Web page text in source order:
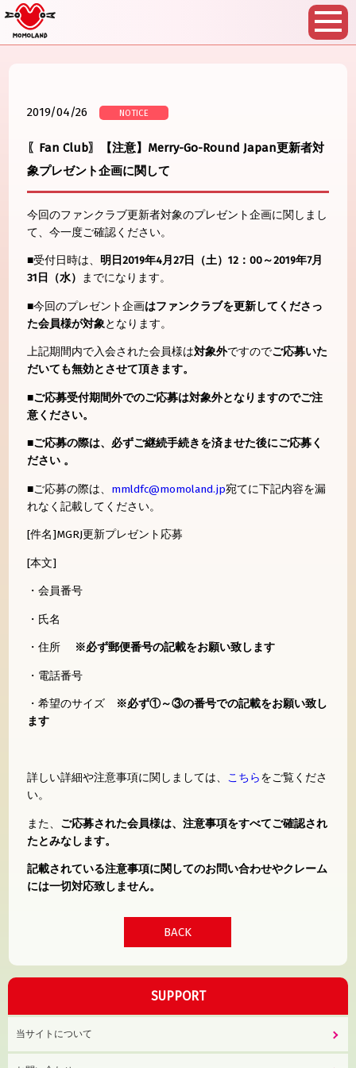
2019/04/26 NOTICE
〖Fan Club〗【注意】Merry-Go-Round Japan更新者対
象プレゼント企画に関して
今回のファンクラブ更新者対象のプレゼント企画に関しまし
て、今一度ご確認ください。
■受付日時は、 明日2019年4月27日（土）12：00～2019年7月
31日（水） までになります。
■今回のプレゼント企画はファンクラブを更新してくださっ
た会員様が対象となります。
上記期間内で入会された会員様は対象外ですのでご応募いた
だいても無効とさせて頂きます。
■ご応募受付期間外でのご応募は対象外となりますのでご注
意ください。
■ご応募の際は、必ずご継続手続きを済ませた後にご応募く
ださい 。
■ご応募の際は、 mmldfc@momoland.jp宛てに下記内容を漏
れなく記載してください。
[件名]MGRJ更新プレゼント応募
[本文]
・会員番号
・氏名
・住所 ※必ず郵便番号の記載をお願い致します
・電話番号
・希望のサイズ
※必ず①～③の番号での記載をお願い致し
ます
詳しい詳細や注意事項に関しましては、 こちらをご覧くださ
い。
また、 ご応募された会員様は、注意事項をすべてご確認され
たとみなします。
記載されている注意事項に関してのお問い合わせやクレーム
には一切対応致しません。
BACK
SUPPORT
当サイトについて